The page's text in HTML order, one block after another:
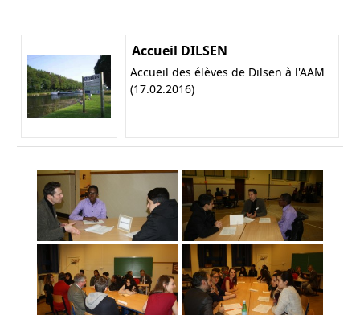
Accueil DILSEN
Accueil des élèves de Dilsen à l'AAM
(17.02.2016)